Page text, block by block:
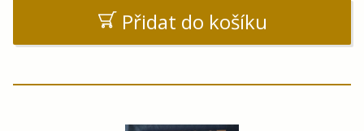
Přidat do košíku